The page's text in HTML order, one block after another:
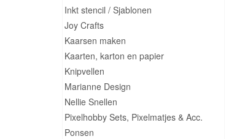
Inkt stencil / Sjablonen
Joy Crafts
Kaarsen maken
Kaarten, karton en papier
Knipvellen
Marianne Design
Nellie Snellen
Pixelhobby Sets, Pixelmatjes & Acc.
Ponsen